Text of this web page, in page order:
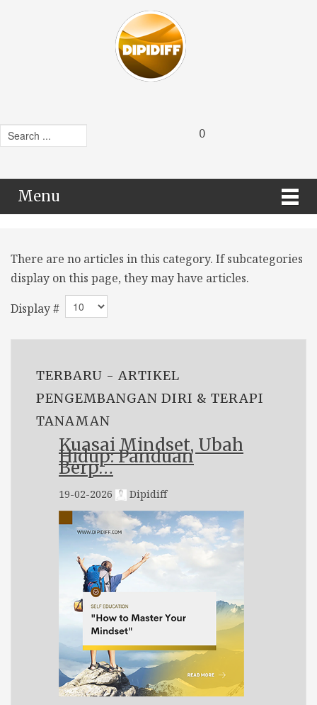
0
Menu
There are no articles in this category. If subcategories
display on this page, they may have articles.
Display #
TERBARU - ARTIKEL
PENGEMBANGAN DIRI & TERAPI
TANAMAN
Kuasai Mindset, Ubah
Hidup: Panduan
Berp…
19-02-2026 Dipidiff